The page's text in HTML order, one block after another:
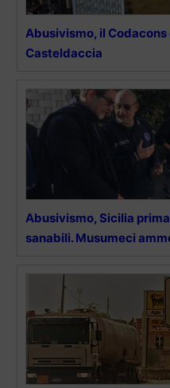
Abusivismo, il
Casteldaccia
Abusivismo, Sicilia
sanabili. Musumeci